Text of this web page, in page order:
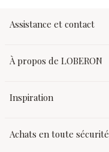
Assistance et contact
À propos de LOBERON
Inspiration
Achats en toute sécurité